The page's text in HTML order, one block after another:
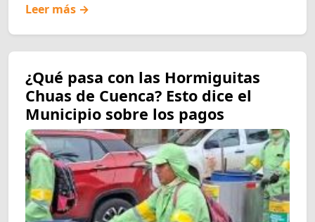
Leer más →
¿Qué pasa con las Hormiguitas
Chuas de Cuenca? Esto dice el
Municipio sobre los pagos